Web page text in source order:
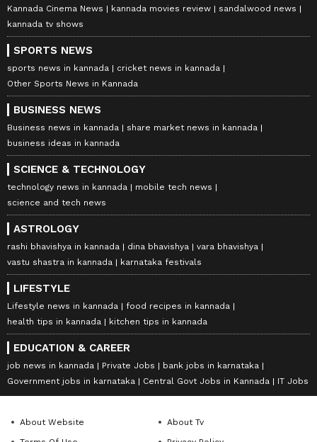
Kannada Cinema News kannada movies review
sandalwood news
kannada tv shows
SPORTS NEWS
sports news in kannada
cricket news in kannada
Other Sports News in Kannada
BUSINESS NEWS
Business news in kannada
share market news in kannada
business ideas in kannada
SCIENCE & TECHNOLOGY
technology news in kannada
mobile tech news
science and tech news
ASTROLOGY
rashi bhavishya in kannada dina bhavishya
vara bhavishya
vastu shastra in kannada
karnataka festivals
LIFESTYLE
Lifestyle news in kannada
food recipes in kannada
health tips in kannada
kitchen tips in kannada
EDUCATION & CAREER
job news in kannada Private Jobs
bank jobs in karnataka
Government jobs in karnataka
Central Govt Jobs in Kannada IT Jobs
About Website
About Tv